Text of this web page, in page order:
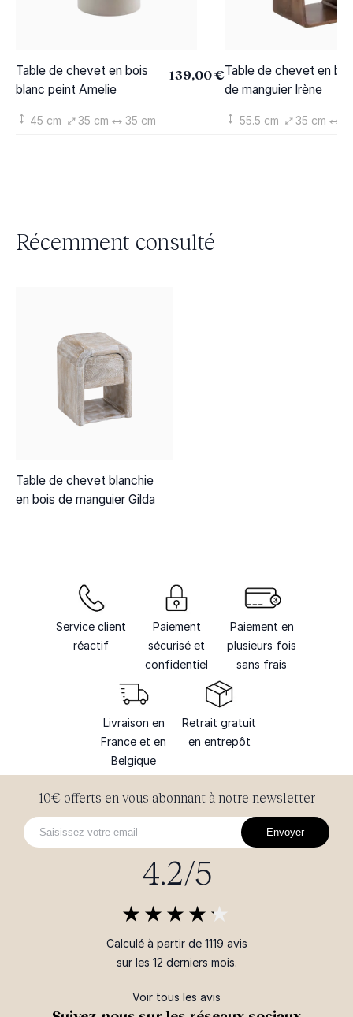
Table de chevet en bois
blanc peint Amelie
139,00 €
45 cm 35 cm 35 cm
Table de chevet en
de manguier Irène
55.5 cm 35 cm
Récemment consulté
Table de chevet blanchie
en bois de manguier Gilda
Service client
réactif
Paiement
sécurisé et
confidentiel
Paiement en
plusieurs fois
sans frais
Livraison en
France et en
Belgique
Retrait gratuit
en entrepôt
10€ offerts en vous abonnant à notre newsletter
Envoyer
4.2/5
Calculé à partir de 1119 avis
sur les 12 derniers mois.
Voir tous les avis